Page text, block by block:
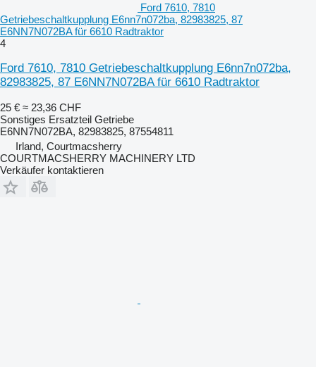
Ford 7610, 7810
Getriebeschaltkupplung E6nn7n072ba, 82983825, 87
E6NN7N072BA für 6610 Radtraktor
4
Ford 7610, 7810 Getriebeschaltkupplung E6nn7n072ba,
82983825, 87 E6NN7N072BA für 6610 Radtraktor
25 € ≈ 23,36 CHF
Sonstiges Ersatzteil Getriebe
E6NN7N072BA, 82983825, 87554811
Irland, Courtmacsherry
COURTMACSHERRY MACHINERY LTD
Verkäufer kontaktieren